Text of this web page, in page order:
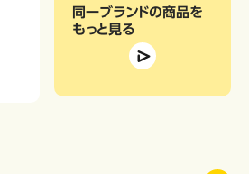
同一ブランドの商品を
もっと見る